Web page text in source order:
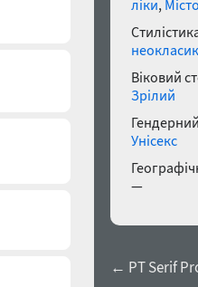
ліки,
Віковий
Зрілий
Унісекс
—
← PT Serif